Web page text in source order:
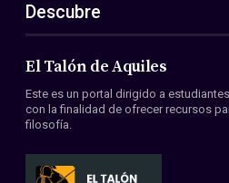
ES
EN
Acerca de nosotros
Miembros
Convenios
Descubre
El Talón de Aquiles
Este es un portal dirigido a
con la finalidad de ofrecer recursos
filosofía.